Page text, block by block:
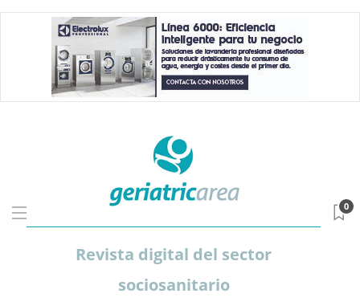
Revista digital del sector
sociosanitario
0